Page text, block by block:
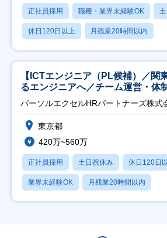
正社員採用 職種・業界未経験OK
休日120日以上 月残業20時間以内
【ICTエンジニア（PL候補）／関
るエンジニアへ／チーム運営・体
パーソルエクセルHRパートナーズ株式
東京都
420万~560万
正社員採用 土日祝休み 休日120日
業界未経験OK 月残業20時間以内